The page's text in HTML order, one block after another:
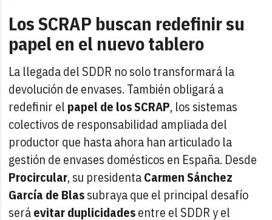
Los SCRAP buscan redefinir su
papel en el nuevo tablero
La llegada del SDDR no solo transformará la
devolución de envases. También obligará a
redefinir el papel de los SCRAP, los sistemas
colectivos de responsabilidad ampliada del
productor que hasta ahora han articulado la
gestión de envases domésticos en España. Desde
Procircular, su presidentaCarmen Sánchez
García de Blassubraya que el principal desafío
seráevitar duplicidadesentre el SDDR y el